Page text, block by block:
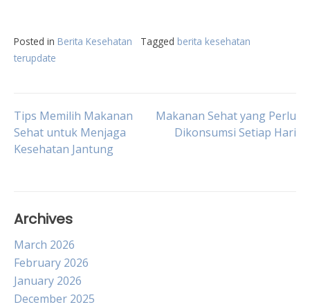
Posted in Berita Kesehatan Tagged berita kesehatan
terupdate
Post
navigation
Tips Memilih Makanan
Sehat untuk Menjaga
Kesehatan Jantung
Makanan Sehat yang Perlu
Dikonsumsi Setiap Hari
Archives
March 2026
February 2026
January 2026
December 2025